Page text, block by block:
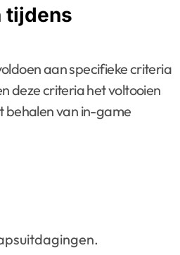
tijdens
aan specifieke criteria
deze criteria het voltooien
behalen van in-game